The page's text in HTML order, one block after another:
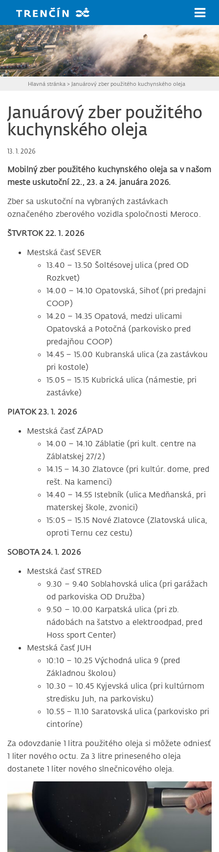
Hlavná stránka > Januárový zber použitého kuchynského oleja
Januárový zber použitého
kuchynského oleja
13. 1. 2026
Mobilný zber použitého kuchynského oleja sa v našom
meste uskutoční 22., 23. a 24. januára 2026.
Zber sa uskutoční na vybraných zastávkach
označeného zberového vozidla spoločnosti Meroco.
ŠTVRTOK 22. 1. 2026
Mestská časť SEVER
13.40 – 13.50 Šoltésovej ulica (pred OD
Rozkvet)
14.00 – 14.10 Opatovská, Sihoť (pri predajni
COOP)
14.20 – 14.35 Opatová, medzi ulicami
Opatovská a Potočná (parkovisko pred
predajňou COOP)
14.45 – 15.00 Kubranská ulica (za zastávkou
pri kostole)
15.05 – 15.15 Kubrická ulica (námestie, pri
zastávke)
PIATOK 23. 1. 2026
Mestská časť ZÁPAD
14.00 – 14.10 Záblatie (pri kult. centre na
Záblatskej 27/2)
14.15 – 14.30 Zlatovce (pri kultúr. dome, pred
rešt. Na kamenci)
14.40 – 14.55 Istebník (ulica Medňanská, pri
materskej škole, zvonici)
15:05 – 15.15 Nové Zlatovce (Zlatovská ulica,
oproti Ternu cez cestu)
SOBOTA 24. 1. 2026
Mestská časť STRED
9.30 – 9.40 Soblahovská ulica (pri garážach
od parkoviska OD Družba)
9.50 – 10.00 Karpatská ulica (pri zb.
nádobách na šatstvo a elektroodpad, pred
Hoss sport Center)
Mestská časť JUH
10:10 – 10.25 Východná ulica 9 (pred
Základnou školou)
10.30 – 10.45 Kyjevská ulica (pri kultúrnom
stredisku Juh, na parkovisku)
10.55 – 11.10 Saratovská ulica (parkovisko pri
cintoríne)
Za odovzdanie 1 litra použitého oleja si môžete odniesť
1 liter nového octu. Za 3 litre prineseného oleja
dostanete 1 liter nového slnečnicového oleja.